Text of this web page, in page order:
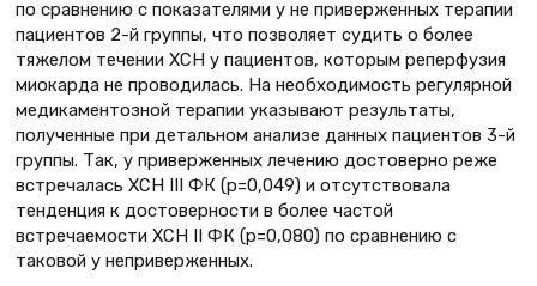
по сравнению с показателями у не приверженных терапии
пациентов 2-й группы, что позволяет судить о более
тяжелом течении ХСН у пациентов, которым реперфузия
миокарда не проводилась. На необходимость регулярной
медикаментозной терапии указывают результаты,
полученные при детальном анализе данных пациентов 3-й
группы. Так, у приверженных лечению достоверно реже
встречалась ХСН III ФК (р=0,049) и отсутствовала
тенденция к достоверности в более частой
встречаемости ХСН II ФК (р=0,080) по сравнению с
таковой у неприверженных.